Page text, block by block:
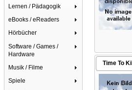
Lernen / Pädagogik
eBooks / eReaders
Hörbücher
Software / Games /
Hardware
Musik / Filme
Spiele
Time To Kill